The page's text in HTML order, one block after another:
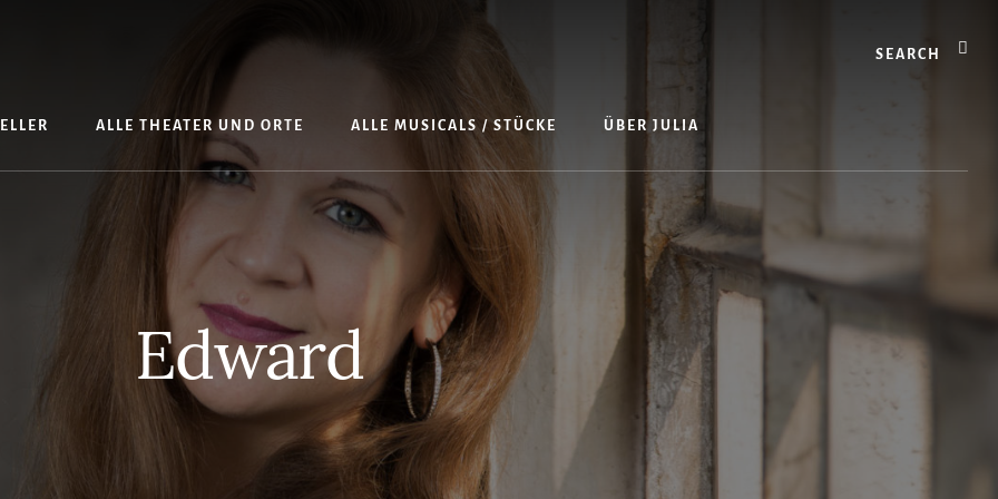
ALLE THEATER UND ORTE ALLE MUSICALS / STÜCKE ÜBER JULIA
Edward